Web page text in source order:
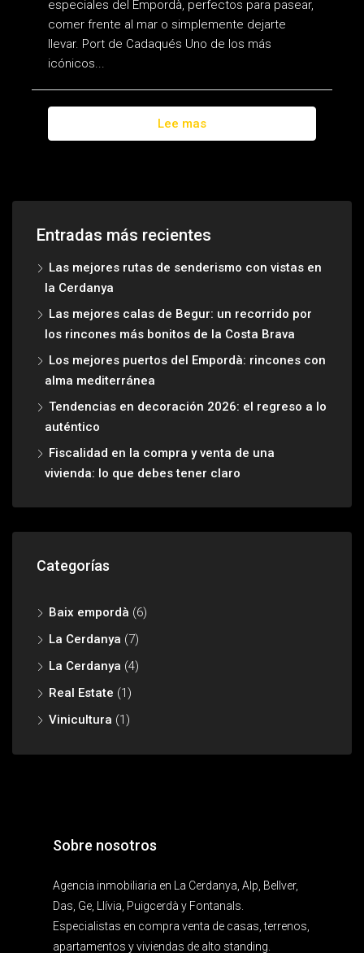
especiales del Empordà, perfectos para pasear,
comer frente al mar o simplemente dejarte
llevar. Port de Cadaqués Uno de los más
icónicos...
Lee mas
Entradas más recientes
Las mejores rutas de senderismo con vistas en
la Cerdanya
Las mejores calas de Begur: un recorrido por
los rincones más bonitos de la Costa Brava
Los mejores puertos del Empordà: rincones con
alma mediterránea
Tendencias en decoración 2026: el regreso a lo
auténtico
Fiscalidad en la compra y venta de una
vivienda: lo que debes tener claro
Categorías
Baix empordà (6)
La Cerdanya (7)
La Cerdanya (4)
Real Estate (1)
Vinicultura (1)
Sobre nosotros
Agencia inmobiliaria en La Cerdanya, Alp, Bellver,
Das, Ge, Llívia, Puigcerdà y Fontanals.
Especialistas en compra venta de casas, terrenos,
apartamentos y viviendas de alto standing.